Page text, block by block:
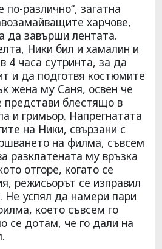
различно“, загатна
харчове,
да завърши лентата.
Ники бил и хамалин и
4 часа сутринта, за да
и да подготвя костюмите
жена му Саня, освен че
представи блестящо в
и гримьор. Напрегнатата
на Ники, свързани с
на филма, съвсем
разклатената му връзка
отгоре, когато се
режисьорът се изправил
Не успял да намери пари
което съвсем го
се дотам, че го дали на